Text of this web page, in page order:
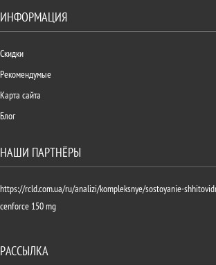
ИНФОРМАЦИЯ
Скидки
Рекомендумые
Карта сайта
Блог
НАШИ ПАРТНЁРЫ
https://rcld.com.ua/ru/analizi/kompleksnye/sostoyanie-
cenforce 150 mg
РАССЫЛКА